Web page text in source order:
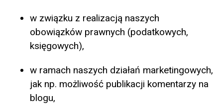
w związku z realizacją naszych
obowiązków prawnych (podatkowych,
księgowych),
w ramach naszych działań marketingowych,
jak np. możliwość publikacji komentarzy na
blogu,